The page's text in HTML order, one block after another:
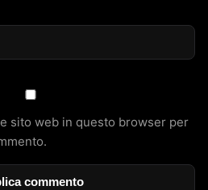
sito web in questo browser per